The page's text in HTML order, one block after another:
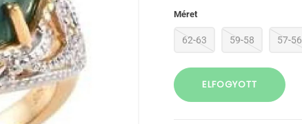
Méret
62-63 59-58 57-56
ELFOGYOTT